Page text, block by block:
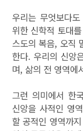
우리는 무엇보다
위한 신학적 토대
스도의 복음, 오직
한다. 우리의 신앙
며, 삶의 전 영역에
그런 의미에서 한
신앙을 사적인 영
할 공적인 영역까